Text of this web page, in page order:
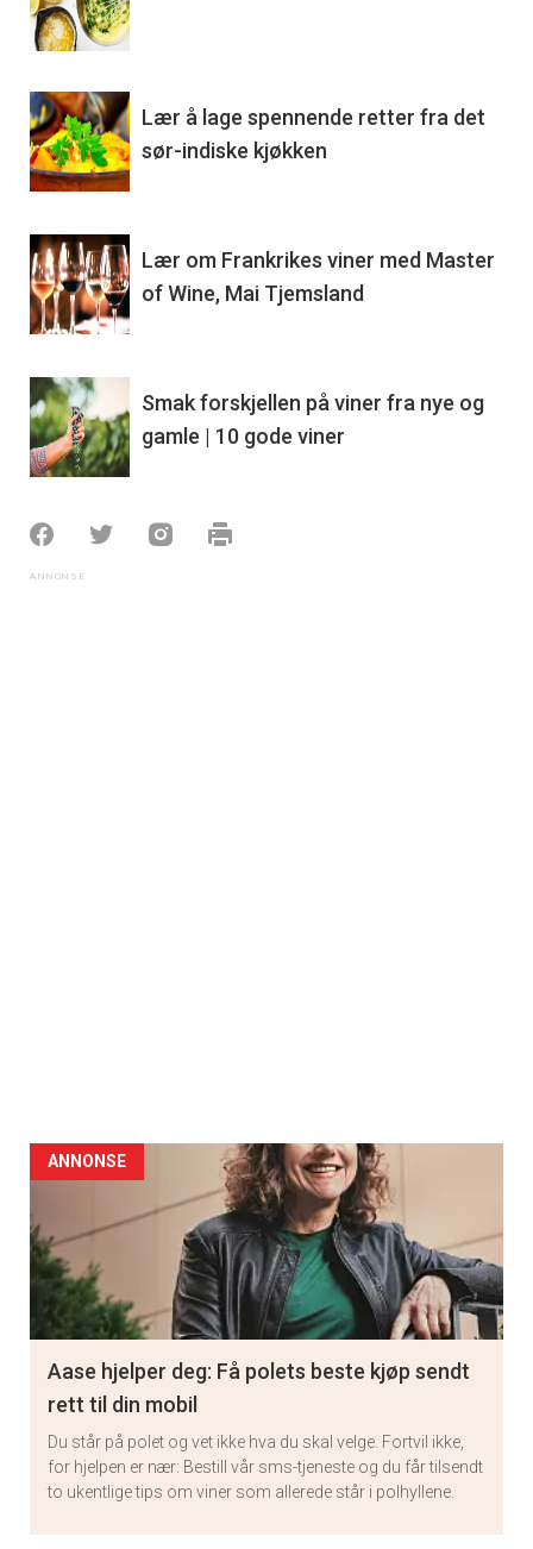
Lær å lage spennende retter fra det
sør-indiske kjøkken
Lær om Frankrikes viner med Master
of Wine, Mai Tjemsland
Smak forskjellen på viner fra nye og
gamle | 10 gode viner
ANNONSE
Aase hjelper deg: Få polets beste kjøp sendt
rett til din mobil
Du står på polet og vet ikke hva du skal velge. Fortvil ikke,
for hjelpen er nær: Bestill vår sms-tjeneste og du får tilsendt
to ukentlige tips om viner som allerede står i polhyllene.